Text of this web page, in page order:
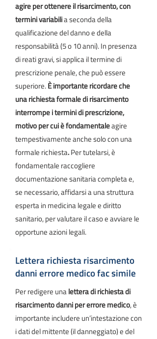
agire per ottenere il risarcimento, con
termini variabilia seconda della
qualificazione del danno e della
responsabilità (5 o 10 anni). In presenza
di reati gravi, si applica il termine di
prescrizione penale, che può essere
superiore.È importante ricordare che
una richiesta formale di risarcimento
interrompe i termini di prescrizione,
motivo per cui è fondamentaleagire
tempestivamente anche solo con una
formale richiesta.Per tutelarsi, è
fondamentale raccogliere
documentazione sanitaria completa e,
se necessario, affidarsi a una struttura
esperta in medicina legale e diritto
sanitario, per valutare il caso e avviare le
opportune azioni legali.
Lettera richiesta risarcimento
danni errore medico fac simile
Per redigere unalettera di richiesta di
risarcimento danni per errore medico, è
importante includere un’intestazione con
i dati del mittente (il danneggiato) e del